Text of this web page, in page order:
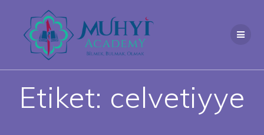
content
Etiket: celvetiyye